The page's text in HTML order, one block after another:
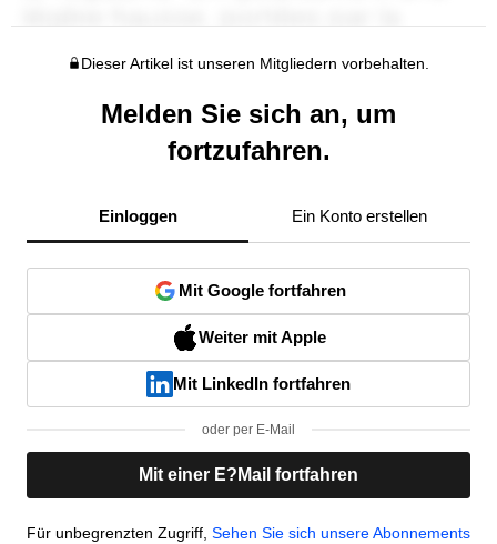
Dieser Artikel ist unseren Mitgliedern vorbehalten.
Melden Sie sich an, um
fortzufahren.
Einloggen Ein Konto erstellen
Mit Google fortfahren
Weiter mit Apple
Mit LinkedIn fortfahren
oder per E-Mail
Mit einer E?Mail fortfahren
Für unbegrenzten Zugriff, Sehen Sie sich unsere Abonnements